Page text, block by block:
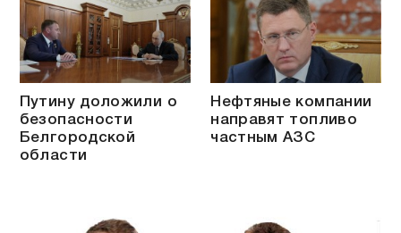
Путину доложили о
безопасности
Белгородской
области
Нефтяные компании
направят топливо
частным АЗС